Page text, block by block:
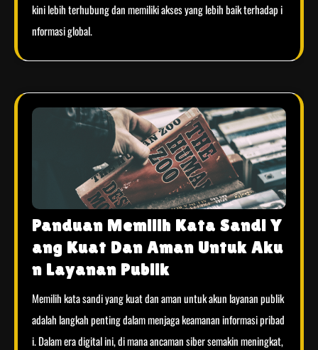
kini lebih terhubung dan memiliki akses yang lebih baik terhadap i
nformasi global.
Panduan Memilih Kata Sandi Y
ang Kuat Dan Aman Untuk Aku
n Layanan Publik
Memilih kata sandi yang kuat dan aman untuk akun layanan publik
adalah langkah penting dalam menjaga keamanan informasi pribad
i. Dalam era digital ini, di mana ancaman siber semakin meningkat,